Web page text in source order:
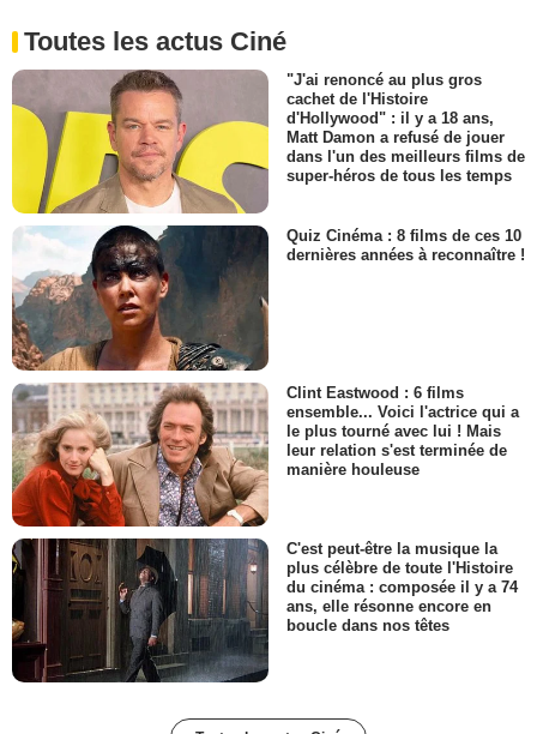
Toutes les actus Ciné
"J'ai renoncé au plus gros
cachet de l'Histoire
d'Hollywood" : il y a 18 ans,
Matt Damon a refusé de jouer
dans l'un des meilleurs films de
super-héros de tous les temps
Quiz Cinéma : 8 films de ces 10
dernières années à reconnaître !
Clint Eastwood : 6 films
ensemble... Voici l'actrice qui a
le plus tourné avec lui ! Mais
leur relation s'est terminée de
manière houleuse
C'est peut-être la musique la
plus célèbre de toute l'Histoire
du cinéma : composée il y a 74
ans, elle résonne encore en
boucle dans nos têtes